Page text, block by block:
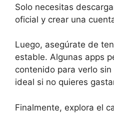
Solo necesitas
oficial y crear una
Luego, asegúrate de
estable. Algunas apps
contenido para verlo
ideal si no quieres
Finalmente, explora el